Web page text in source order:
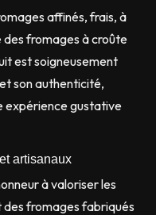
affinés, frais, à
des fromages à croûte
est soigneusement
son authenticité,
expérience gustative
artisanaux
à valoriser les
fromages fabriqués